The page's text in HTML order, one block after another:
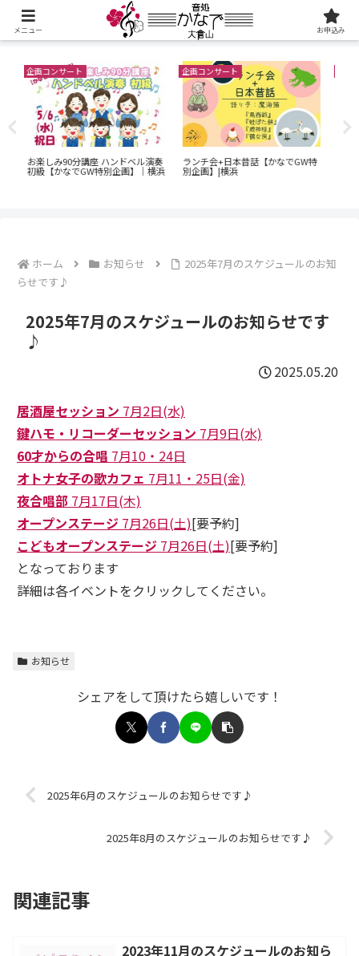
企画コンサート
ランチ会+日本昔話【かなでGW特
別企画】|横浜
企画コンサート
『SUPERオープンステージ』【か
なでGW特別企画】|横浜
ホーム お知らせ
2025年7月のスケジュールのお知
らせです♪
2025年7月のスケジュールのお知らせです
♪
2025.05.20
居酒屋セッション 7月2日(水)
鍵ハモ・リコーダーセッション 7月9日(水)
60才からの合唱 7月10・24日
オトナ女子の歌カフェ 7月11・25日(金)
夜合唱部 7月17日(木)
オープンステージ 7月26日(土)[要予約]
こどもオープンステージ 7月26日(土)[要予約]
となっております
詳細は各イベントをクリックしてください。
お知らせ
シェアをして頂けたら嬉しいです！
2025年6月のスケジュールのお知らせです♪
2025年8月のスケジュールのお知らせです♪
関連記事
2023年11月のスケジュールのお知ら
メニュー お申込み